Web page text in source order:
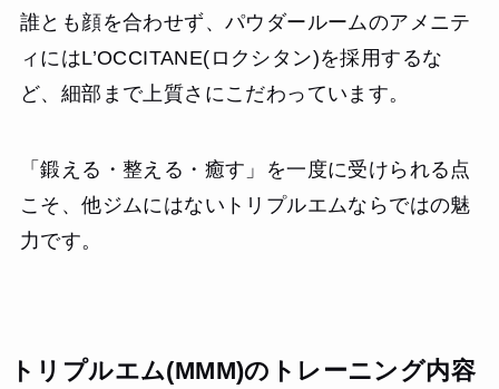
誰とも顔を合わせず、パウダールームのアメニテ
ィにはL’OCCITANE(ロクシタン)を採用するな
ど、細部まで上質さにこだわっています。
「鍛える・整える・癒す」を一度に受けられる点
こそ、他ジムにはないトリプルエムならではの魅
力です。
トリプルエム(MMM)のトレーニング内容